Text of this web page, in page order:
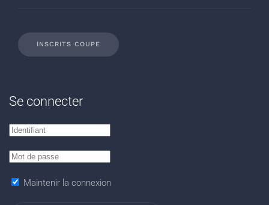
INSCRITS COUPE
Se connecter
Maintenir la connexion